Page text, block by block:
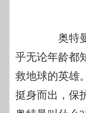
奥特曼
乎无论年龄都
救地球的英雄
挺身而出，保